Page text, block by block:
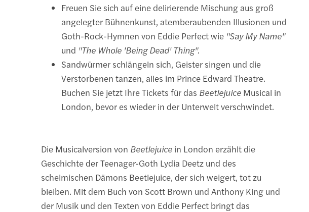
Freuen Sie sich auf eine delirierende Mischung aus groß
angelegter Bühnenkunst, atemberaubenden Illusionen und
Goth-Rock-Hymnen von Eddie Perfect wie "Say My Name"
und "The Whole 'Being Dead' Thing".
Sandwürmer schlängeln sich, Geister singen und die
Verstorbenen tanzen, alles im Prince Edward Theatre.
Buchen Sie jetzt Ihre Tickets für das Beetlejuice Musical in
London, bevor es wieder in der Unterwelt verschwindet.
Die Musicalversion von Beetlejuice in London erzählt die
Geschichte der Teenager-Goth Lydia Deetz und des
schelmischen Dämons Beetlejuice, der sich weigert, tot zu
bleiben. Mit dem Buch von Scott Brown und Anthony King und
der Musik und den Texten von Eddie Perfect bringt das